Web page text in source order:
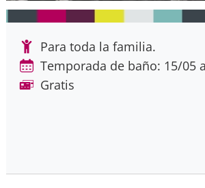
Para toda la familia.
Temporada de baño: 15/05
Gratis